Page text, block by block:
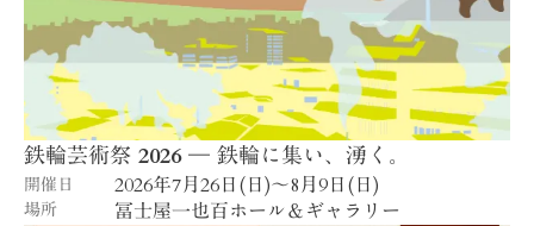
鉄輪芸術祭 2026 ― 鉄輪に集い、湧く。
開催日 2026年7月26日(日)〜8月9日(日)
場所 冨士屋一也百ホール＆ギャラリー